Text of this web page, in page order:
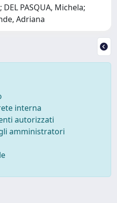
PASQUA, Michela;
Adriana
interna
autorizzati
amministratori